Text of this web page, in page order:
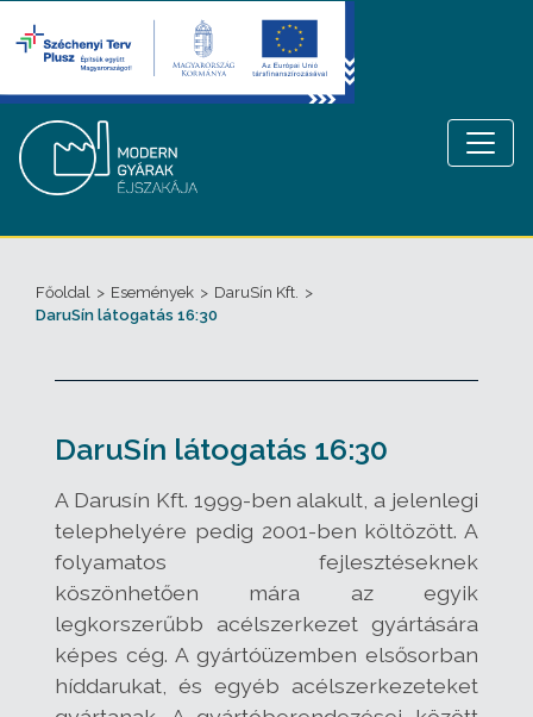
Főoldal > Események > DaruSín Kft. >
DaruSín látogatás 16:30
DaruSín látogatás 16:30
A Darusín Kft. 1999-ben alakult, a jelenlegi
telephelyére pedig 2001-ben költözött. A
folyamatos fejlesztéseknek
köszönhetően mára az egyik
legkorszerűbb acélszerkezet gyártására
képes cég. A gyártóüzemben elsősorban
híddarukat, és egyéb acélszerkezeteket